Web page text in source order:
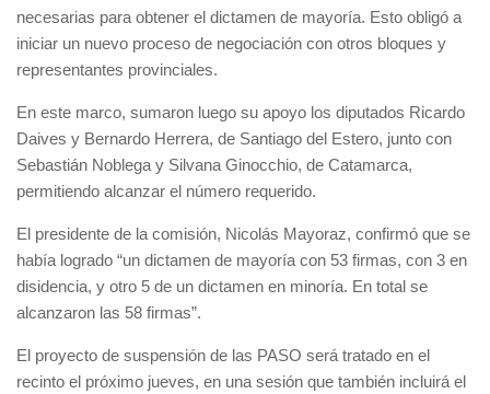
necesarias para obtener el dictamen de mayoría. Esto obligó a
iniciar un nuevo proceso de negociación con otros bloques y
representantes provinciales.
En este marco, sumaron luego su apoyo los diputados Ricardo
Daives y Bernardo Herrera, de Santiago del Estero, junto con
Sebastián Noblega y Silvana Ginocchio, de Catamarca,
permitiendo alcanzar el número requerido.
El presidente de la comisión, Nicolás Mayoraz, confirmó que se
había logrado “un dictamen de mayoría con 53 firmas, con 3 en
disidencia, y otro 5 de un dictamen en minoría. En total se
alcanzaron las 58 firmas”.
El proyecto de suspensión de las PASO será tratado en el
recinto el próximo jueves, en una sesión que también incluirá el